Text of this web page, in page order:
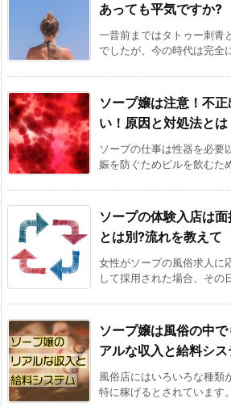
あっても平気ですか?
一昔前まではタトゥー刺青
でしたが、今の時代は完全
ソープ嬢は注意！不
い！原因と対処法とは
ソープの仕事は性器を必要
娠を防ぐためピルを飲むた
ソープの体験入店は
とは別?流れを教えて
女性がソープの風俗求人に
して採用された場合、その
ソープ嬢は風俗の中
アルな収入と給料シス
風俗店にはいろいろな種類
特に稼げるとされています